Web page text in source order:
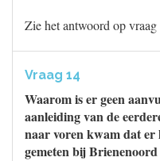
Zie het antwoord op vraag
Vraag 14
Waarom is er geen
aanleiding van de
naar voren kwam dat er
gemeten bij Brienenoord